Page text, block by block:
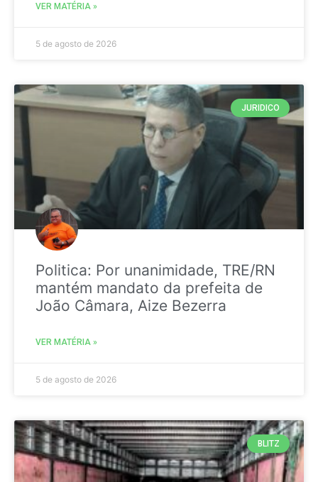
VER MATÉRIA »
5 de agosto de 2026
JURIDICO
Politica: Por unanimidade, TRE/RN
mantém mandato da prefeita de
João Câmara, Aize Bezerra
VER MATÉRIA »
5 de agosto de 2026
BLITZ